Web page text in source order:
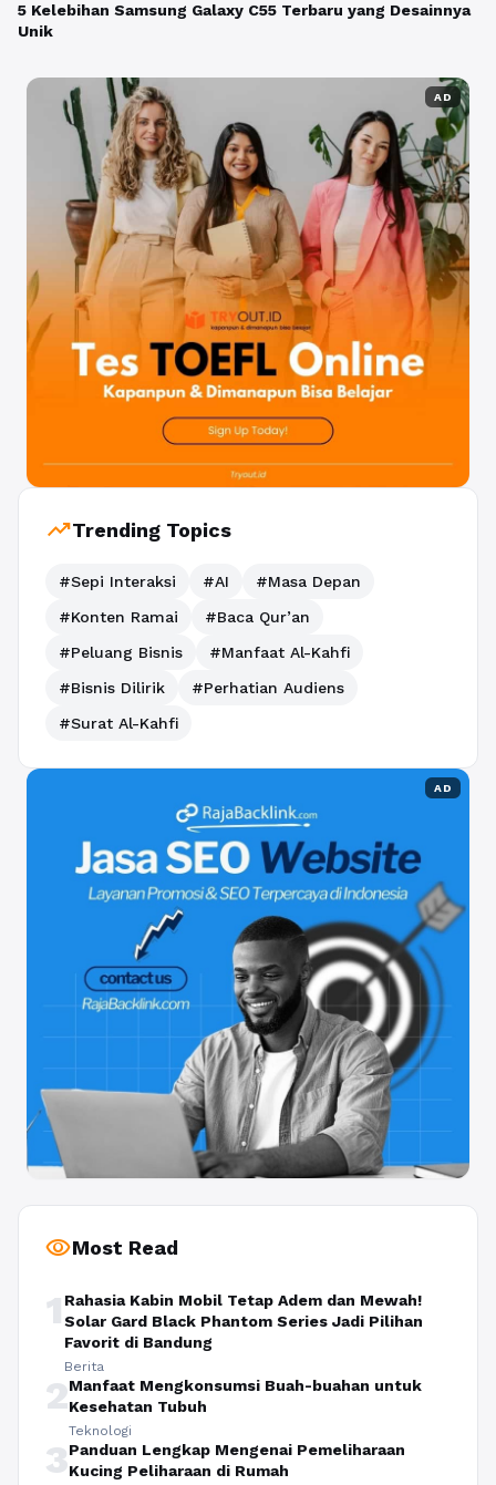
5 Kelebihan Samsung Galaxy C55 Terbaru yang Desainnya
Unik
AD
trending_upTrending Topics
#Sepi Interaksi #AI
#Masa Depan
#Konten Ramai
#Baca Qur’an
#Peluang Bisnis
#Manfaat Al-Kahfi
#Bisnis Dilirik
#Perhatian Audiens
#Surat Al-Kahfi
AD
visibilityMost Read
1 Rahasia Kabin Mobil Tetap Adem dan Mewah!
Solar Gard Black Phantom Series Jadi Pilihan
Favorit di Bandung
Berita
2Manfaat Mengkonsumsi Buah-buahan untuk
Kesehatan Tubuh
Teknologi
3Panduan Lengkap Mengenai Pemeliharaan
Kucing Peliharaan di Rumah